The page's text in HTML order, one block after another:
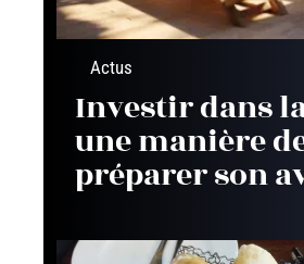
Actus
Investir dans
une manière
préparer son